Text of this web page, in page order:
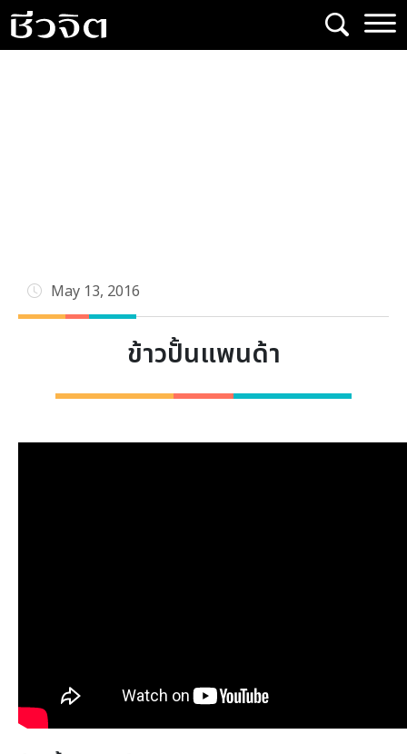
Skip
to
content
May 13, 2016
ข้าวปั้นแพนด้า